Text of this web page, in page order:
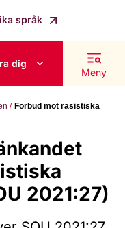
språk
dig
Meny
Förbud mot rasistiska
2021:27)